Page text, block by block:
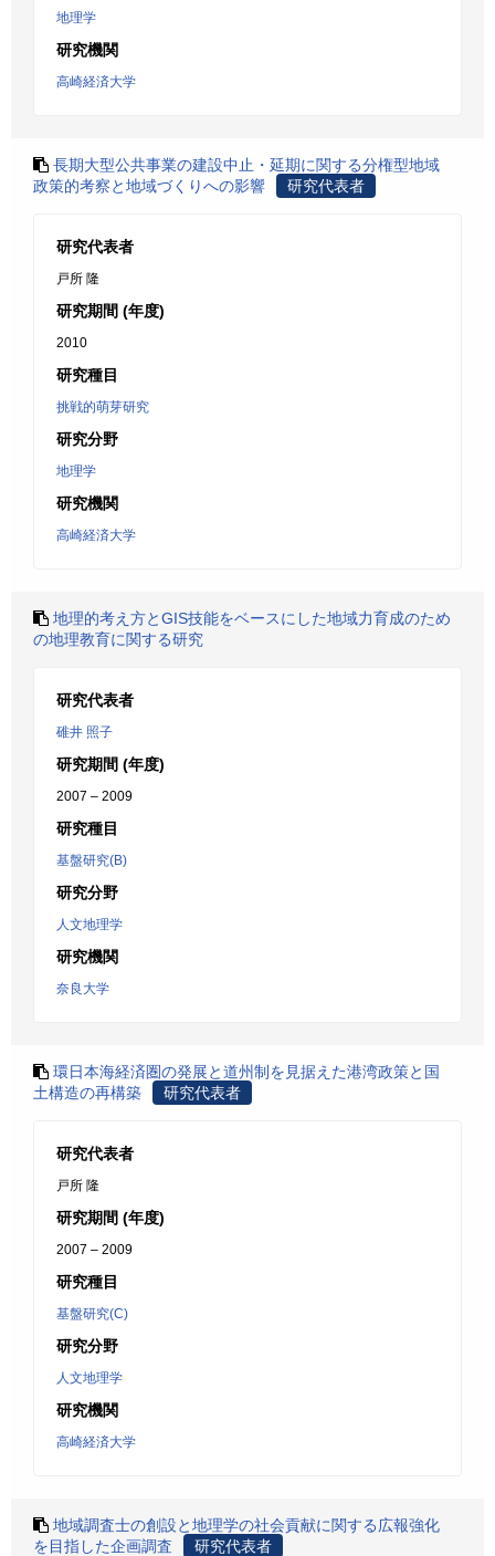
地理学
研究機関
高崎経済大学
長期大型公共事業の建設中止・延期に関する分権型地域
政策的考察と地域づくりへの影響
研究代表者
研究代表者
戸所 隆
研究期間 (年度)
2010
研究種目
挑戦的萌芽研究
研究分野
地理学
研究機関
高崎経済大学
地理的考え方とGIS技能をベースにした地域力育成のため
の地理教育に関する研究
研究代表者
碓井 照子
研究期間 (年度)
2007 – 2009
研究種目
基盤研究(B)
研究分野
人文地理学
研究機関
奈良大学
環日本海経済圏の発展と道州制を見据えた港湾政策と国
土構造の再構築
研究代表者
研究代表者
戸所 隆
研究期間 (年度)
2007 – 2009
研究種目
基盤研究(C)
研究分野
人文地理学
研究機関
高崎経済大学
地域調査士の創設と地理学の社会貢献に関する広報強化
を目指した企画調査
研究代表者